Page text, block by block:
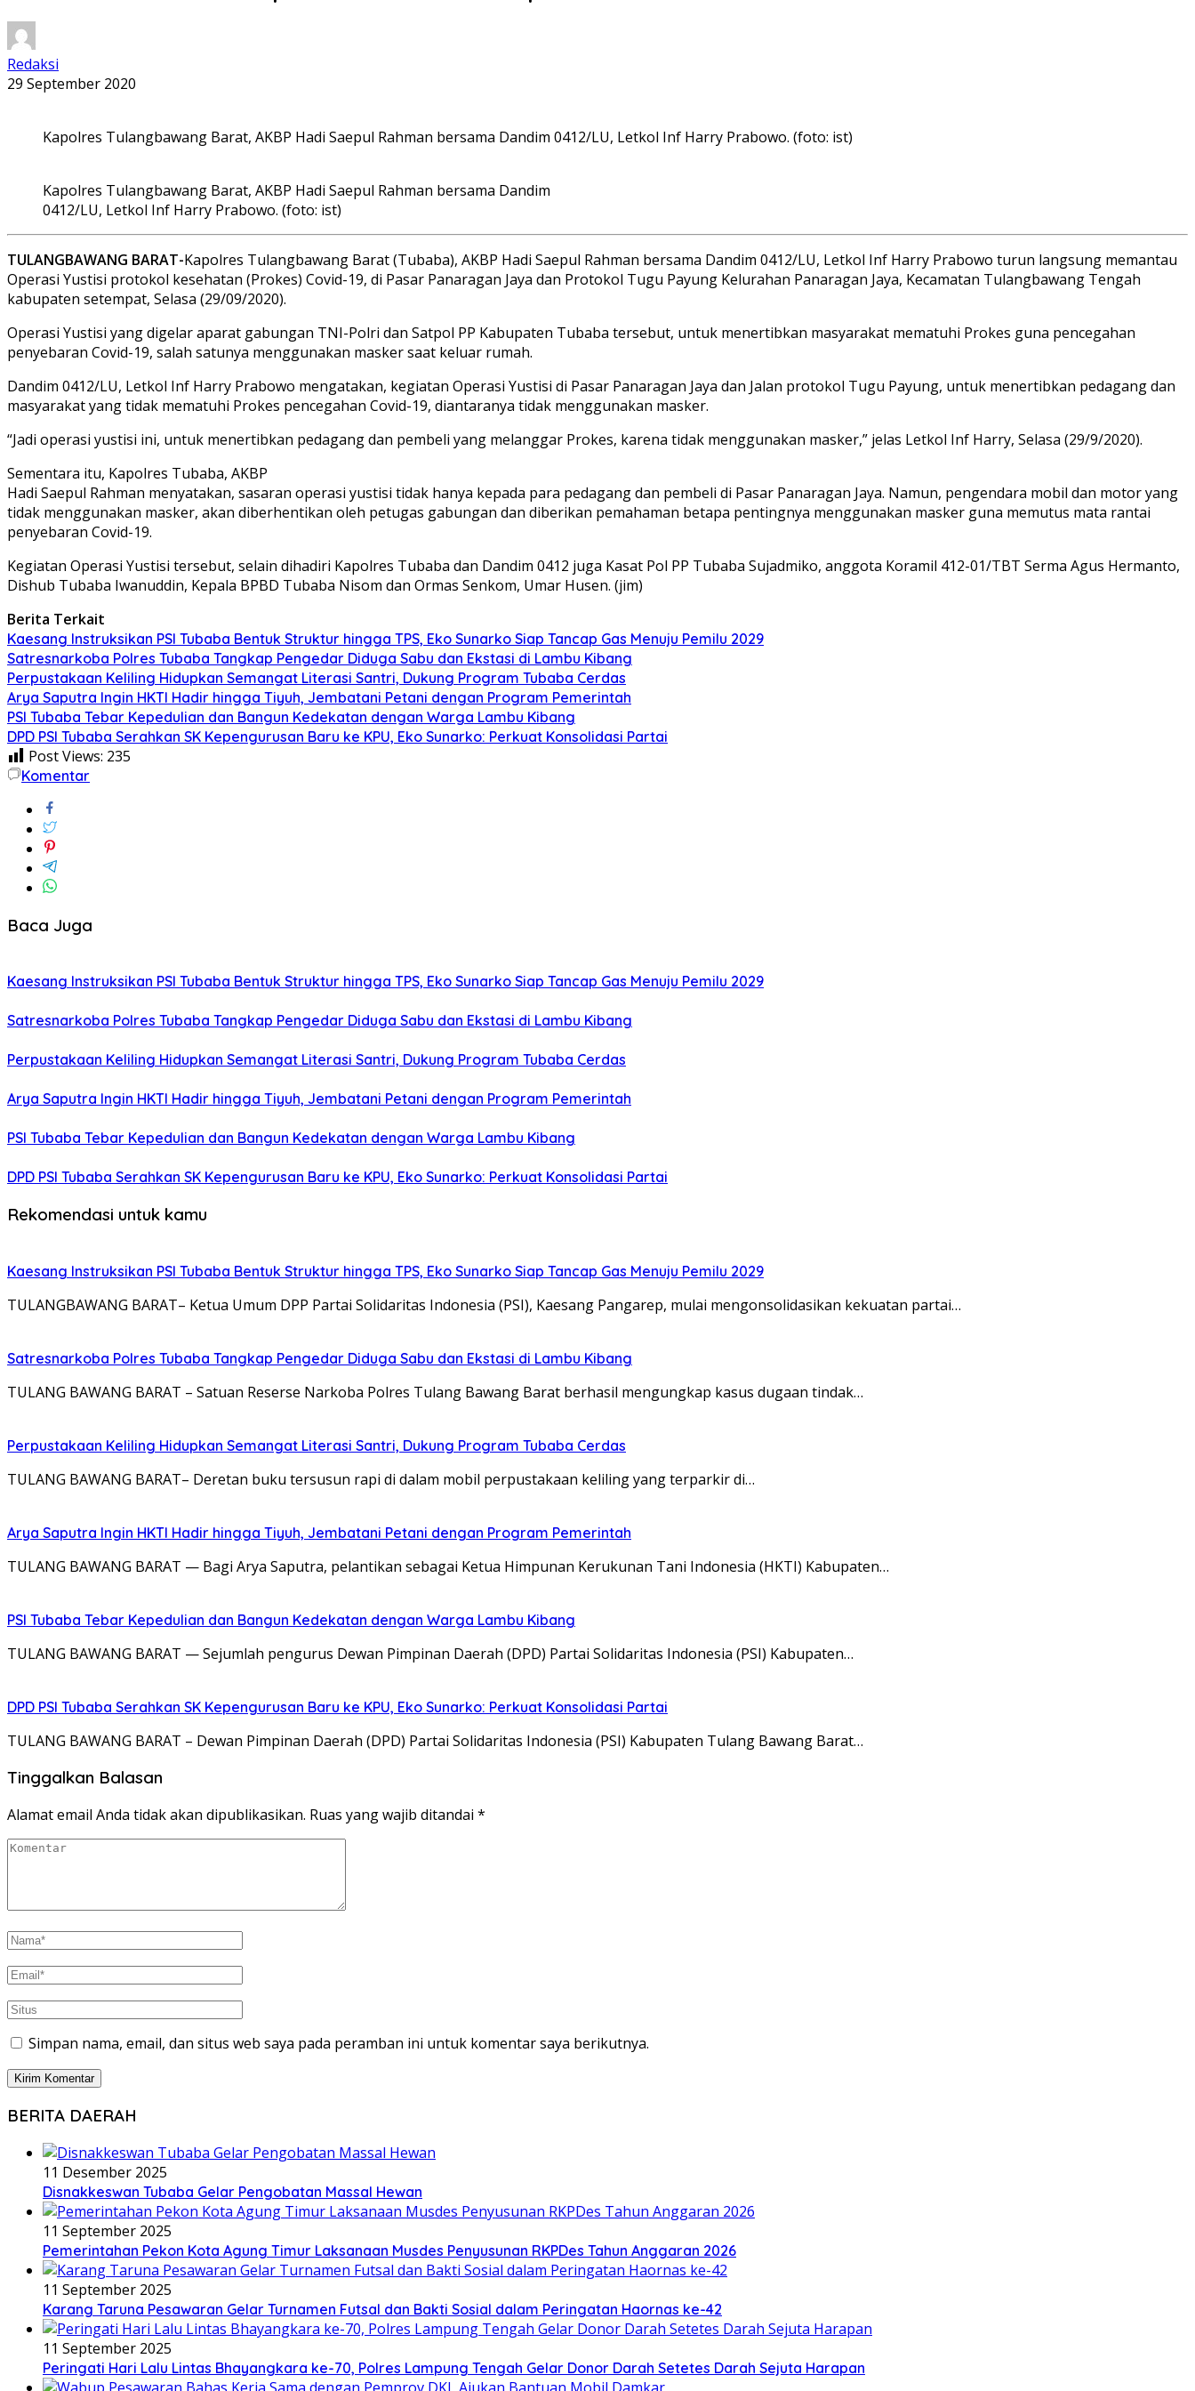
Redaksi
29 September 2020
Kapolres Tulangbawang Barat, AKBP Hadi Saepul Rahman bersama Dandim 0412/LU, Letkol Inf Harry Prabowo. (foto: ist)
Kapolres Tulangbawang Barat, AKBP Hadi Saepul Rahman bersama Dandim
0412/LU, Letkol Inf Harry Prabowo. (foto: ist)
TULANGBAWANG BARAT-Kapolres Tulangbawang Barat (Tubaba), AKBP Hadi Saepul Rahman bersama Dandim 0412/LU, Letkol Inf Harry Prabowo turun langsung memantau
Operasi Yustisi protokol kesehatan (Prokes) Covid-19, di Pasar Panaragan Jaya dan Protokol Tugu Payung Kelurahan Panaragan Jaya, Kecamatan Tulangbawang Tengah
kabupaten setempat, Selasa (29/09/2020).
Operasi Yustisi yang digelar aparat gabungan TNI-Polri dan Satpol PP Kabupaten Tubaba tersebut, untuk menertibkan masyarakat mematuhi Prokes guna pencegahan
penyebaran Covid-19, salah satunya menggunakan masker saat keluar rumah.
Dandim 0412/LU, Letkol Inf Harry Prabowo mengatakan, kegiatan Operasi Yustisi di Pasar Panaragan Jaya dan Jalan protokol Tugu Payung, untuk menertibkan pedagang dan
masyarakat yang tidak mematuhi Prokes pencegahan Covid-19, diantaranya tidak menggunakan masker.
“Jadi operasi yustisi ini, untuk menertibkan pedagang dan pembeli yang melanggar Prokes, karena tidak menggunakan masker,” jelas Letkol Inf Harry, Selasa (29/9/2020).
Sementara itu, Kapolres Tubaba, AKBP
Hadi Saepul Rahman menyatakan, sasaran operasi yustisi tidak hanya kepada para pedagang dan pembeli di Pasar Panaragan Jaya. Namun, pengendara mobil dan motor yang
tidak menggunakan masker, akan diberhentikan oleh petugas gabungan dan diberikan pemahaman betapa pentingnya menggunakan masker guna memutus mata rantai
penyebaran Covid-19.
Kegiatan Operasi Yustisi tersebut, selain dihadiri Kapolres Tubaba dan Dandim 0412 juga Kasat Pol PP Tubaba Sujadmiko, anggota Koramil 412-01/TBT Serma Agus Hermanto,
Dishub Tubaba Iwanuddin, Kepala BPBD Tubaba Nisom dan Ormas Senkom, Umar Husen. (jim)
Berita Terkait
Kaesang Instruksikan PSI Tubaba Bentuk Struktur hingga TPS, Eko Sunarko Siap Tancap Gas Menuju Pemilu 2029
Satresnarkoba Polres Tubaba Tangkap Pengedar Diduga Sabu dan Ekstasi di Lambu Kibang
Perpustakaan Keliling Hidupkan Semangat Literasi Santri, Dukung Program Tubaba Cerdas
Arya Saputra Ingin HKTI Hadir hingga Tiyuh, Jembatani Petani dengan Program Pemerintah
PSI Tubaba Tebar Kepedulian dan Bangun Kedekatan dengan Warga Lambu Kibang
DPD PSI Tubaba Serahkan SK Kepengurusan Baru ke KPU, Eko Sunarko: Perkuat Konsolidasi Partai
Post Views: 235
Komentar
Baca Juga
Kaesang Instruksikan PSI Tubaba Bentuk Struktur hingga TPS, Eko Sunarko Siap Tancap Gas Menuju Pemilu 2029
Satresnarkoba Polres Tubaba Tangkap Pengedar Diduga Sabu dan Ekstasi di Lambu Kibang
Perpustakaan Keliling Hidupkan Semangat Literasi Santri, Dukung Program Tubaba Cerdas
Arya Saputra Ingin HKTI Hadir hingga Tiyuh, Jembatani Petani dengan Program Pemerintah
PSI Tubaba Tebar Kepedulian dan Bangun Kedekatan dengan Warga Lambu Kibang
DPD PSI Tubaba Serahkan SK Kepengurusan Baru ke KPU, Eko Sunarko: Perkuat Konsolidasi Partai
Rekomendasi untuk kamu
Kaesang Instruksikan PSI Tubaba Bentuk Struktur hingga TPS, Eko Sunarko Siap Tancap Gas Menuju Pemilu 2029
TULANGBAWANG BARAT– Ketua Umum DPP Partai Solidaritas Indonesia (PSI), Kaesang Pangarep, mulai mengonsolidasikan kekuatan partai…
Satresnarkoba Polres Tubaba Tangkap Pengedar Diduga Sabu dan Ekstasi di Lambu Kibang
TULANG BAWANG BARAT – Satuan Reserse Narkoba Polres Tulang Bawang Barat berhasil mengungkap kasus dugaan tindak…
Perpustakaan Keliling Hidupkan Semangat Literasi Santri, Dukung Program Tubaba Cerdas
TULANG BAWANG BARAT– Deretan buku tersusun rapi di dalam mobil perpustakaan keliling yang terparkir di…
Arya Saputra Ingin HKTI Hadir hingga Tiyuh, Jembatani Petani dengan Program Pemerintah
TULANG BAWANG BARAT — Bagi Arya Saputra, pelantikan sebagai Ketua Himpunan Kerukunan Tani Indonesia (HKTI) Kabupaten…
PSI Tubaba Tebar Kepedulian dan Bangun Kedekatan dengan Warga Lambu Kibang
TULANG BAWANG BARAT — Sejumlah pengurus Dewan Pimpinan Daerah (DPD) Partai Solidaritas Indonesia (PSI) Kabupaten…
DPD PSI Tubaba Serahkan SK Kepengurusan Baru ke KPU, Eko Sunarko: Perkuat Konsolidasi Partai
TULANG BAWANG BARAT – Dewan Pimpinan Daerah (DPD) Partai Solidaritas Indonesia (PSI) Kabupaten Tulang Bawang Barat…
Tinggalkan Balasan
Alamat email Anda tidak akan dipublikasikan. Ruas yang wajib ditandai *
Simpan nama, email, dan situs web saya pada peramban ini untuk komentar saya berikutnya.
BERITA DAERAH
11 Desember 2025
Disnakkeswan Tubaba Gelar Pengobatan Massal Hewan
11 September 2025
Pemerintahan Pekon Kota Agung Timur Laksanaan Musdes Penyusunan RKPDes Tahun Anggaran 2026
11 September 2025
Karang Taruna Pesawaran Gelar Turnamen Futsal dan Bakti Sosial dalam Peringatan Haornas ke-42
11 September 2025
Peringati Hari Lalu Lintas Bhayangkara ke-70, Polres Lampung Tengah Gelar Donor Darah Setetes Darah Sejuta Harapan